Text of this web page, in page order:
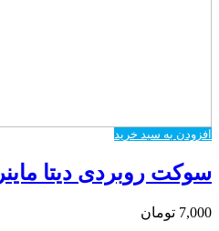
افزودن به سبد خرید
سوکت روبردی دیتا ماینر 9*2 صاف
7,000 تومان